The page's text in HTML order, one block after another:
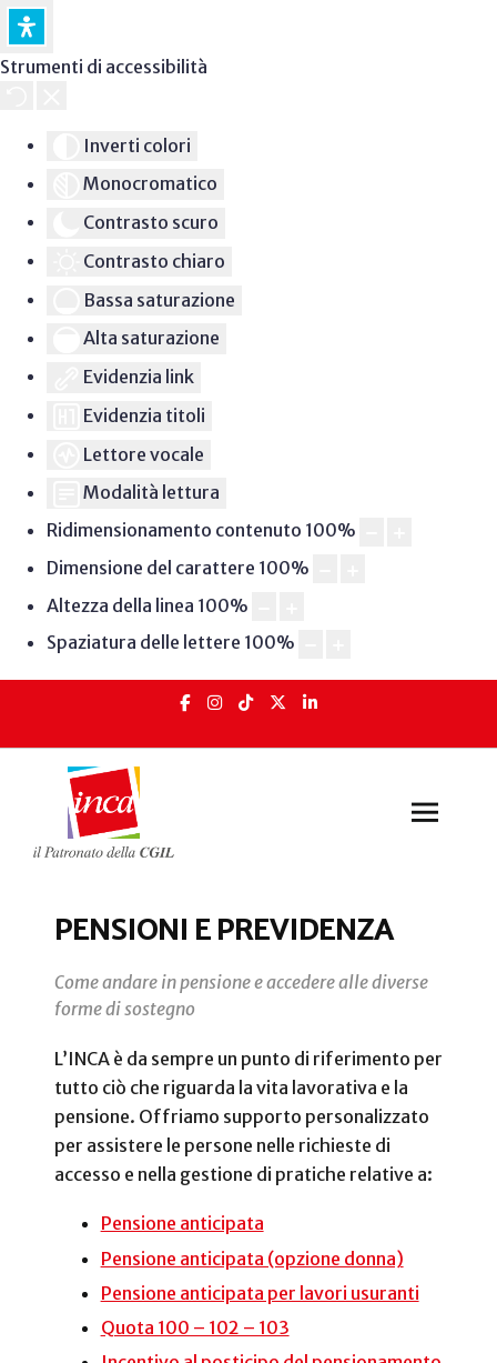
Strumenti di accessibilità
Inverti colori
Monocromatico
Contrasto scuro
Contrasto chiaro
Bassa saturazione
Alta saturazione
Evidenzia link
Evidenzia titoli
Lettore vocale
Modalità lettura
Ridimensionamento contenuto 100%
Dimensione del carattere 100%
Altezza della linea 100%
Spaziatura delle lettere 100%
PENSIONI E PREVIDENZA
Come andare in pensione e accedere alle diverse
forme di sostegno
L’INCA è da sempre un punto di riferimento per
tutto ciò che riguarda la vita lavorativa e la
pensione. Offriamo supporto personalizzato
per assistere le persone nelle richieste di
accesso e nella gestione di pratiche relative a:
Pensione anticipata
Pensione anticipata (opzione donna)
Pensione anticipata per lavori usuranti
Quota 100 – 102 – 103